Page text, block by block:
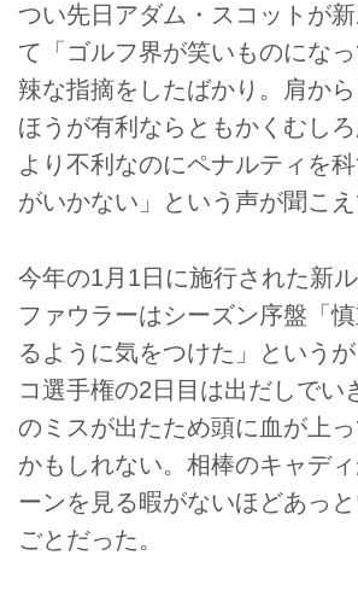
つい先日アダム・スコットが
て「ゴルフ界が笑いものにな
辣な指摘をしたばかり。肩か
ほうが有利ならともかくむし
より不利なのにペナルティを
がいかない」という声が聞こえ
今年の1月1日に施行された新
ファウラーはシーズン序盤「
るように気をつけた」という
コ選手権の2日目は出だしでい
のミスが出たため頭に血が上
かもしれない。相棒のキャデ
ーンを見る暇がないほどあっ
ごとだった。